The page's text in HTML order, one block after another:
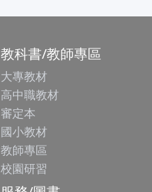
教科書/教師專區
大專教材
高中職教材
審定本
國小教材
教師專區
校園研習